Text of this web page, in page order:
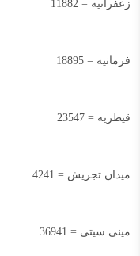
زعفرانیه = 11882
فرمانیه = 18895
قیطریه = 23547
میدان تجریش = 4241
مینی سیتی = 36941